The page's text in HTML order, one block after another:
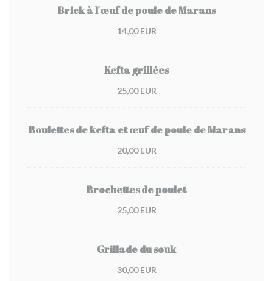
Brick à l'œuf de poule de Marans
14,00 EUR
Kefta grillées
25,00 EUR
Boulettes de kefta et œuf de poule de Marans
20,00 EUR
Brochettes de poulet
25,00 EUR
Grillade du souk
30,00 EUR